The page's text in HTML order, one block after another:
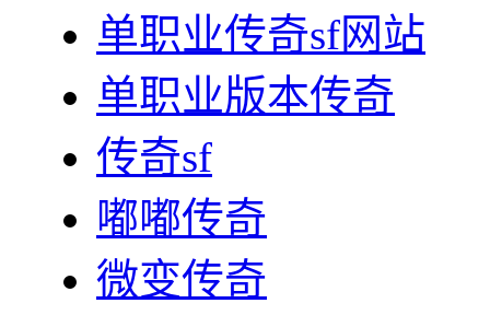
单职业传奇sf网站
单职业版本传奇
传奇sf
嘟嘟传奇
微变传奇